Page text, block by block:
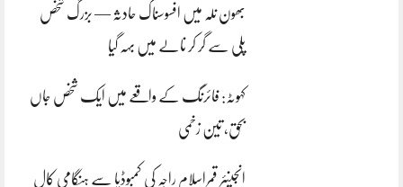
بھون نلہ میں افسوسناک حادثہ — بزرگ شخص
پلی سے گر کر نالے میں بہہ گیا
کہوٹہ: فائرنگ کے واقعے میں ایک شخص جاں
بحق، تین زخمی
انجینئر قمراسلام راجہ کی کمبوڈیا سے ہنگامی کال